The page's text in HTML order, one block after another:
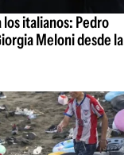
los italianos: Pedro
Meloni desde la